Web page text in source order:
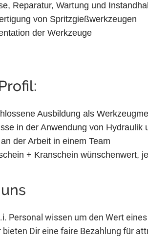
Reparatur, Wartung und
von Spritzgießwerkzeugen
der Werkzeuge
Ausbildung als
in der Anwendung von Hydraulik
der Arbeit in einem Team
+ Kranschein wünschenwert,
Personal wissen um den Wert
bieten Dir eine faire Bezahlung für